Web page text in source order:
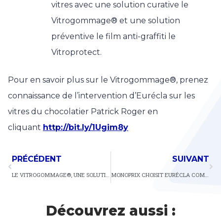
vitres avec une solution curative le
Vitrogommage® et une solution
préventive le film anti-graffiti le
Vitroprotect.
Pour en savoir plus sur le Vitrogommage®, prenez
connaissance de l’intervention d’Eurécla sur les
vitres du chocolatier Patrick Roger en
cliquant http://bit.ly/1Ugim8y
PRÉCÉDENT SUIVANT
MONOPRIX CHOISIT EURÉCLA COMME INTERVENANT UNIQUE POUR NETTOYER ET PROTÉGER SES VITRINES
Découvrez aussi :